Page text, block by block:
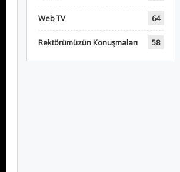
Web TV 64
Rektörümüzün Konuşmaları 58